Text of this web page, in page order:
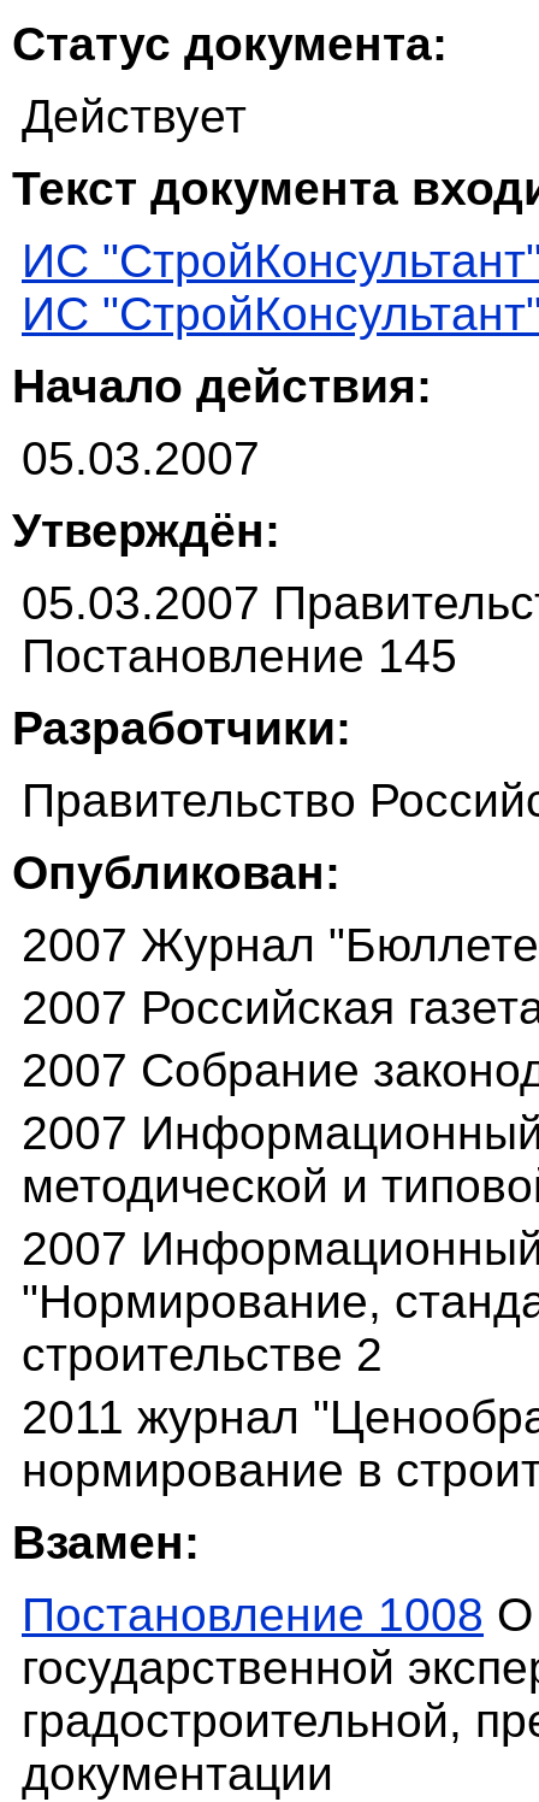
Статус документа:
Действует
Текст документа
ИС
ИС
Начало действия:
05.03.2007
Утверждён:
05.03.2007
Постановление 145
Разработчики:
Правительство
Опубликован:
2007 Журнал
2007 Российская
2007 Собрание
2007
методической и
2007
"Нормирование,
строительстве 2
2011 журнал
нормирование в
Взамен:
Постановление 1008 О
государственной
градостроительной,
документации